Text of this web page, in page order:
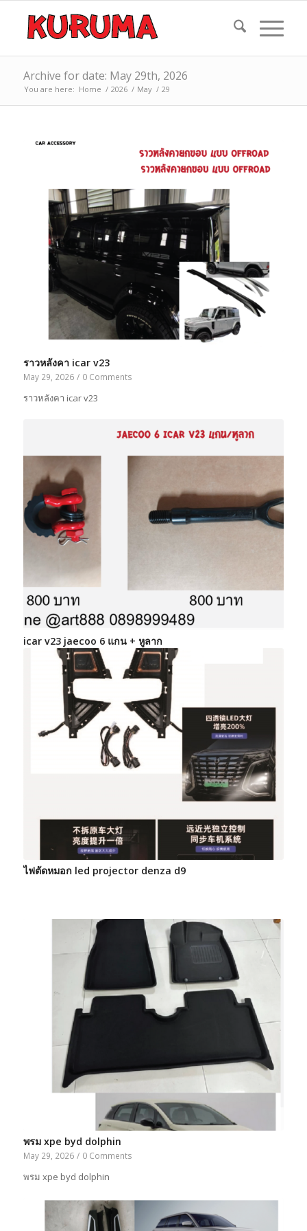
Archive for date: May 29th, 2026
You are here: Home / 2026 / May / 29
ราวหลังคา icar v23
May 29, 2026 / 0 Comments
ราวหลังคา icar v23
icar v23 jaecoo 6 แกน + หูลาก
ไฟตัดหมอก led projector denza d9
พรม xpe byd dolphin
May 29, 2026 / 0 Comments
พรม xpe byd dolphin